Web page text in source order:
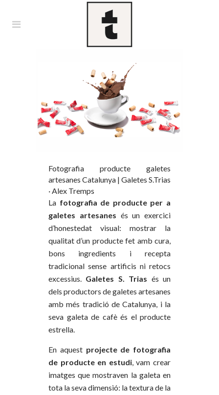
Fotografia producte galetes
artesanes Catalunya | Galetes S.Trias
· Alex Tremps
La fotografia de producte per a
galetes artesanes és un exercici
d’honestedat visual: mostrar la
qualitat d’un producte fet amb cura,
bons ingredients i recepta
tradicional sense artificis ni retocs
excessius. Galetes S. Trias és un
dels productors de galetes artesanes
amb més tradició de Catalunya, i la
seva galeta de cafè és el producte
estrella.
En aquest projecte de fotografia
de producte en estudi, vam crear
imatges que mostraven la galeta en
tota la seva dimensió: la textura de la